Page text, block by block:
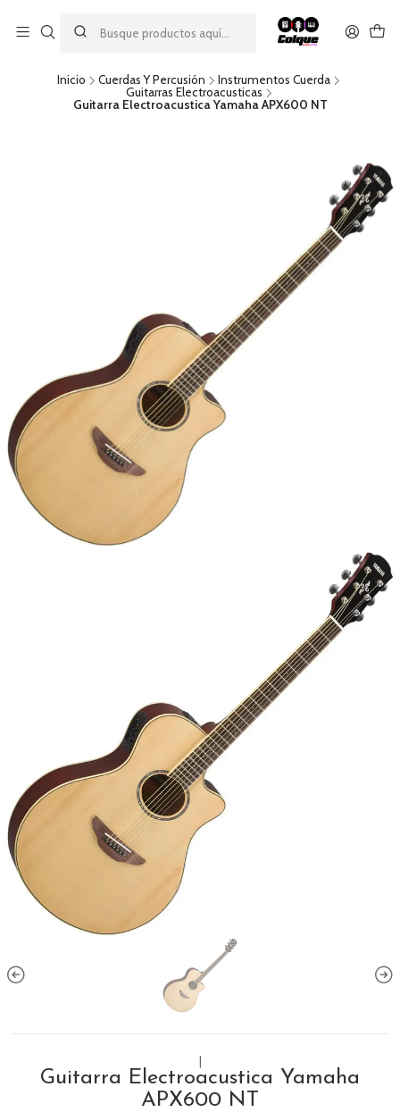
descuento por pago con transferencia bancaria
por una compra mínima de $49.990. Este descuento no es
acumulable a otras promociones ni aplicable a gastos de envío.
Inicio Cuerdas Y Percusión
Instrumentos Cuerda
Guitarras Electroacusticas
Guitarra Electroacustica Yamaha APX600 NT
Guitarra Electroacustica Yamaha
APX600 NT